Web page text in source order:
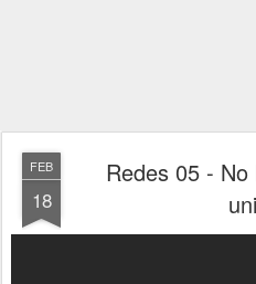
FEB
18
Redes 05 -